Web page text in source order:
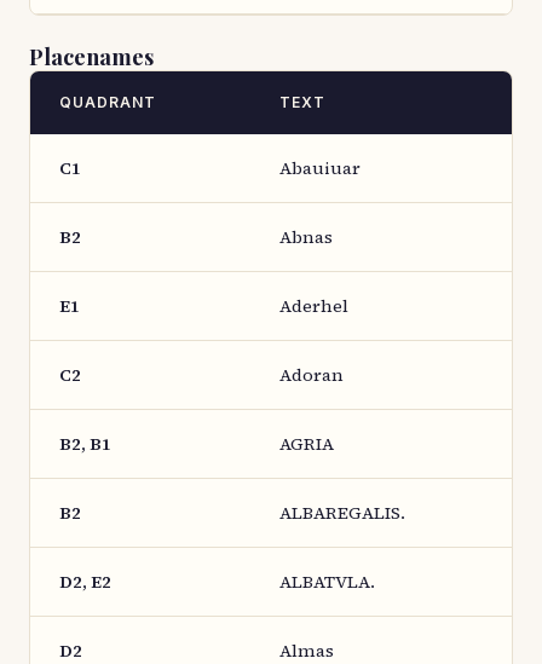
Placenames
QUADRANT TEXT
C1 Abauiuar
B2 Abnas
E1 Aderhel
C2 Adoran
B2, B1 AGRIA
B2 ALBAREGALIS.
D2, E2 ALBATVLA.
D2 Almas